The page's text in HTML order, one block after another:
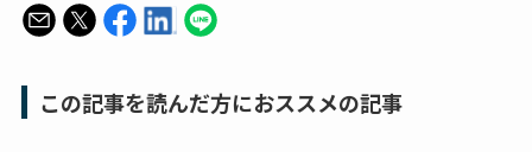
この記事を読んだ方におススメの記事